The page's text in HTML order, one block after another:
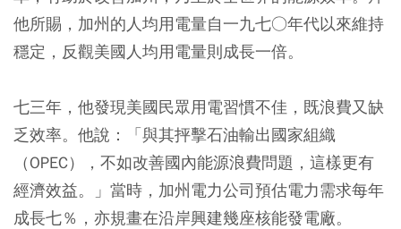
他所賜，加州的人均用電量自一九七○年代以來維持
穩定，反觀美國人均用電量則成長一倍。
七三年，他發現美國民眾用電習慣不佳，既浪費又缺
乏效率。他說：「與其抨擊石油輸出國家組織
（OPEC），不如改善國內能源浪費問題，這樣更有
經濟效益。」當時，加州電力公司預估電力需求每年
成長七％，亦規畫在沿岸興建幾座核能發電廠。